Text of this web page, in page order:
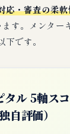
応・審査の柔
ます。メンター
です。
タル 5軸ス
自評価）